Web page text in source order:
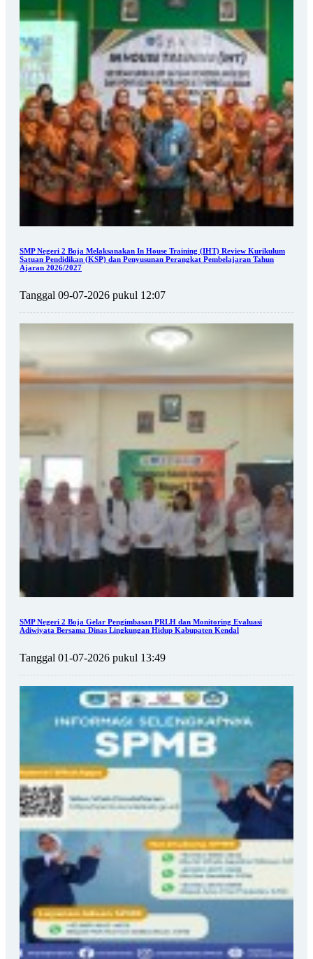
SMP Negeri 2 Boja Melaksanakan In House Training (IHT) Review Kurikulum
Satuan Pendidikan (KSP) dan Penyusunan Perangkat Pembelajaran Tahun
Ajaran 2026/2027
Tanggal 09-07-2026 pukul 12:07
SMP Negeri 2 Boja Gelar Pengimbasan PRLH dan Monitoring Evaluasi
Adiwiyata Bersama Dinas Lingkungan Hidup Kabupaten Kendal
Tanggal 01-07-2026 pukul 13:49